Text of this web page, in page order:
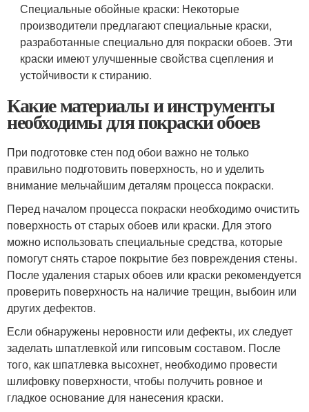
Специальные обойные краски: Некоторые
производители предлагают специальные краски,
разработанные специально для покраски обоев. Эти
краски имеют улучшенные свойства сцепления и
устойчивости к стиранию.
Какие материалы и инструменты
необходимы для покраски обоев
При подготовке стен под обои важно не только
правильно подготовить поверхность, но и уделить
внимание мельчайшим деталям процесса покраски.
Перед началом процесса покраски необходимо очистить
поверхность от старых обоев или краски. Для этого
можно использовать специальные средства, которые
помогут снять старое покрытие без повреждения стены.
После удаления старых обоев или краски рекомендуется
проверить поверхность на наличие трещин, выбоин или
других дефектов.
Если обнаружены неровности или дефекты, их следует
заделать шпатлевкой или гипсовым составом. После
того, как шпатлевка высохнет, необходимо провести
шлифовку поверхности, чтобы получить ровное и
гладкое основание для нанесения краски.